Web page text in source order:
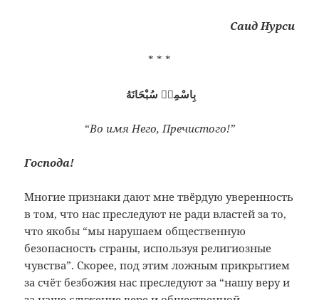
Саид Нурси
* * *
بِاسْمِهٖ سُبْحَانَهُ
“Во имя Него, Пречистого!”
Господа!
Многие признаки дают мне твёрдую уверенность
в том, что нас преследуют не ради властей за то,
что якобы “мы нарушаем общественную
безопасность страны, используя религиозные
чувства”. Скорее, под этим ложным прикрытием
за счёт безбожия нас преследуют за “нашу веру и